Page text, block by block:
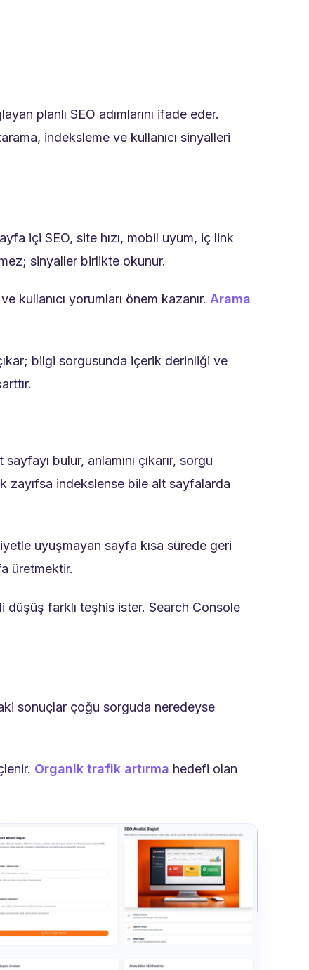
planlı SEO adımlarını ifade eder.
indeksleme ve kullanıcı sinyalleri
içi SEO, site hızı, mobil uyum, iç link
sinyaller birlikte okunur.
yorumları önem kazanır. Arama
bilgi sorgusunda içerik derinliği ve
bulur, anlamını çıkarır, sorgu
zayıfsa indekslense bile alt sayfalarda
uyuşmayan sayfa kısa sürede geri
üretmektir.
farklı teşhis ister. Search Console
sonuçlar çoğu sorguda neredeyse
Organik trafik artırma hedefi olan